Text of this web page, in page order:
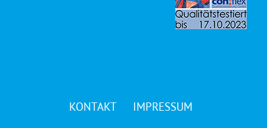
KONTAKT IMPRESSUM